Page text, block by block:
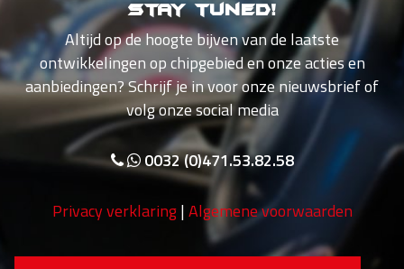
Stay tuned!
Altijd op de hoogte bijven van de laatste
ontwikkelingen op chipgebied en onze acties en
aanbiedingen? Schrijf je in voor onze nieuwsbrief of
volg onze social media
0032 (0)471.53.82.58
Privacy verklaring|Algemene voorwaarden